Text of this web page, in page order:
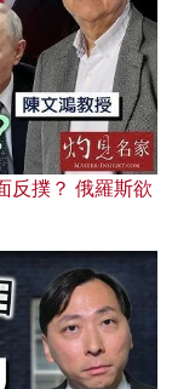
反撲？ 俄羅斯欲